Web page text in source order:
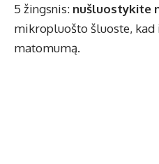
5 žingsnis: nušluostykite
mikropluošto šluoste,
matomumą.